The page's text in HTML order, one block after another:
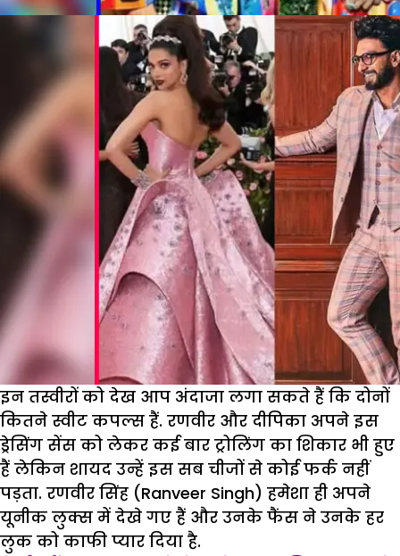
इन तस्वीरों को देख आप अंदाजा लगा सकते हैं कि दोनों
कितने स्वीट कपल्स हैं. रणवीर और दीपिका अपने इस
ड्रेसिंग सेंस को लेकर कई बार ट्रोलिंग का शिकार भी हुए
हैं लेकिन शायद उन्हें इस सब चीजों से कोई फर्क नहीं
पड़ता. रणवीर सिंह (Ranveer Singh) हमेशा ही अपने
यूनीक लुक्स में देखे गए हैं और उनके फैंस ने उनके हर
लुक को काफी प्यार दिया है.